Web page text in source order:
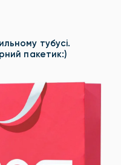
тубусі.
пакетик:)